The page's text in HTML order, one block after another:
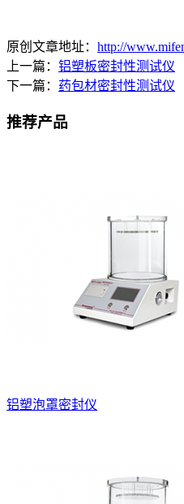
原创文章地址： http://
上一篇： 铝塑板密封性测试仪
下一篇： 药包材密封性测试仪
推荐产品
铝塑泡罩密封仪